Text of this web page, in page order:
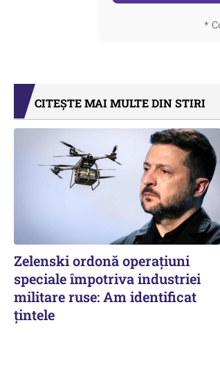
*
CITEȘTE MAI MULTE DIN STIRI
Zelenski ordonă operațiuni
speciale împotriva industriei
militare ruse: Am identificat
țintele